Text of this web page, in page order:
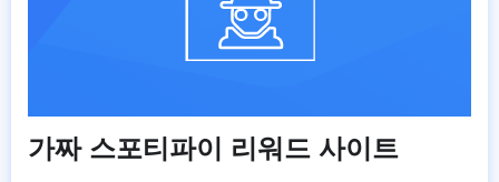
가짜 스포티파이 리워드 사이트